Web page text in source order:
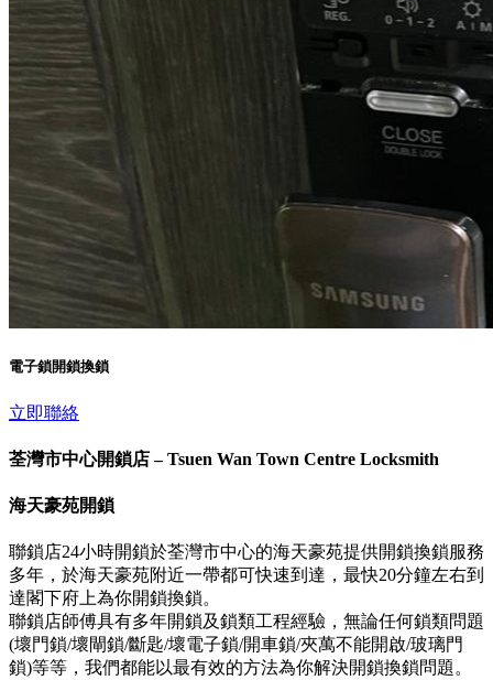
電子鎖開鎖換鎖
立即聯絡
荃灣市中心開鎖店 – Tsuen Wan Town Centre Locksmith
海天豪苑開鎖
聯鎖店24小時開鎖於荃灣市中心的海天豪苑提供開鎖換鎖服務
多年，於海天豪苑附近一帶都可快速到達，最快20分鐘左右到
達閣下府上為你開鎖換鎖。
聯鎖店師傅具有多年開鎖及鎖類工程經驗，無論任何鎖類問題
(壞門鎖/壞閘鎖/斷匙/壞電子鎖/開車鎖/夾萬不能開啟/玻璃門
鎖)等等，我們都能以最有效的方法為你解決開鎖換鎖問題。